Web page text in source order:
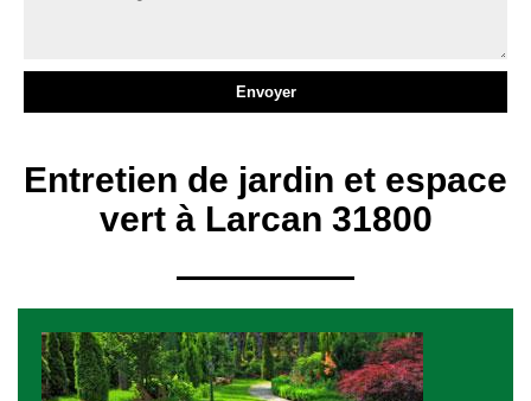
Entretien de jardin et espace
vert à Larcan 31800